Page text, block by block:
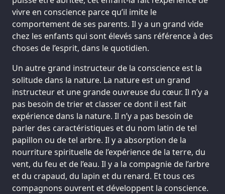
vivre en conscience parce qu’il imite le
comportement de ses parents. Il y a un grand vide
chez les enfants qui sont élevés sans référence à des
choses de l’esprit, dans le quotidien.
Un autre grand instructeur de la conscience est la
solitude dans la nature. La nature est un grand
instructeur et une grande ouvreuse du cœur. Il n’y a
pas besoin de trier et classer ce dont il est fait
expérience dans la nature. Il n’y a pas besoin de
parler des caractéristiques et du nom latin de tel
papillon ou de tel arbre. Il y a absorption de la
nourriture spirituelle de l’expérience de la terre, du
vent, du feu et de l’eau. Il y a la compagnie de l’arbre
et du crapaud, du lapin et du renard. Et tous ces
compagnons ouvrent et développent la conscience.